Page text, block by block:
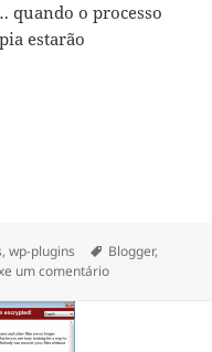
quando o processo
estarão
,wp-plugins Etiquetas
Blogger,
um comentáriosobre